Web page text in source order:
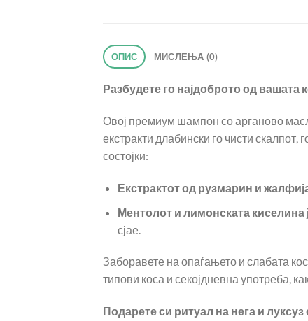
ОПИС МИСЛЕЊА (0)
Разбудете го најдоброто од
Овој премиум шампон со арганово
екстракти длабински го чисти скалпот,
состојки:
Екстрактот од рузмарин и
Ментолот и лимонската киселина
сјае.
Заборавете на опаѓањето и слабата
типови коса и секојдневна употреба,
Подарете си ритуал на нега и